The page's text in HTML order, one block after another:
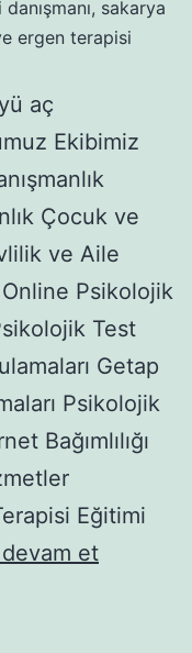
sakarya
ergen terapisi
aç
Ekibimiz
Çocuk ve
ve Aile
Online Psikolojik
Test
Getap
Psikolojik
Bağımlılığı
Eğitimi
et